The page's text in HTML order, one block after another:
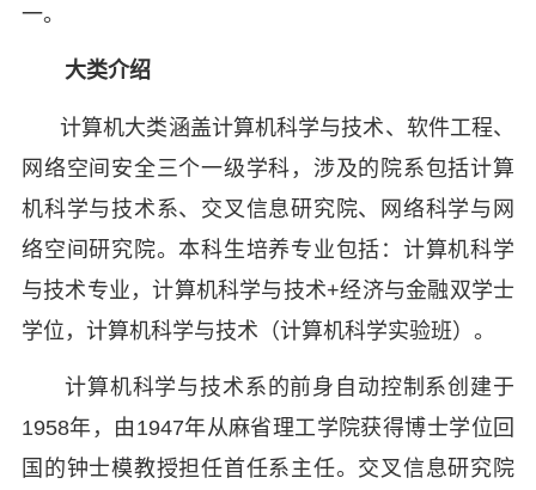
一。
大类介绍
计算机大类涵盖计算机科学与技术、软件工程、
网络空间安全三个一级学科，涉及的院系包括计算
机科学与技术系、交叉信息研究院、网络科学与网
络空间研究院。本科生培养专业包括：计算机科学
与技术专业，计算机科学与技术+经济与金融双学士
学位，计算机科学与技术（计算机科学实验班）。
计算机科学与技术系的前身自动控制系创建于
1958年，由1947年从麻省理工学院获得博士学位回
国的钟士模教授担任首任系主任。交叉信息研究院